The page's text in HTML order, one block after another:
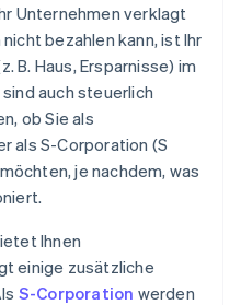
Unternehmen verklagt
bezahlen kann, ist Ihr
B. Haus, Ersparnisse) im
auch steuerlich
ob Sie als
als S-Corporation (S
je nachdem, was
Ihnen
einige zusätzliche
S-Corporation werden